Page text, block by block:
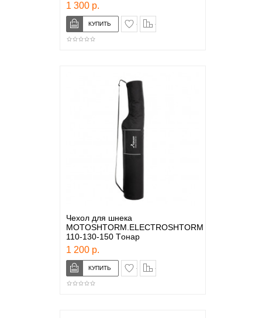
1 300 р.
в закладки
Чехол для шнека
MOTOSHTORM.ELECTROSHTORM
110-130-150 Tонар
1 200 р.
в закладки